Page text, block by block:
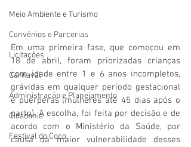
Meio Ambiente e Turismo
Convênios e Parcerias
Licitações
Carnaval
Administração e Planejamento
Cidadania
Festival do Coco
Em uma primeira fase, que começou em
18 de abril, foram priorizadas crianças
com idade entre 1 e 6 anos incompletos,
grávidas em qualquer período gestacional
e puérperas (mulheres até 45 dias após o
parto). A escolha, foi feita por decisão e de
acordo com o Ministério da Saúde, por
causa da maior vulnerabilidade desses